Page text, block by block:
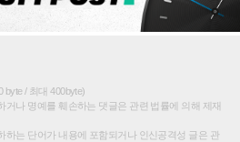
byte / 최대 400byte)
거나 명예를 훼손하는 댓글은 관련 법률에 의해 제재
하는 단어가 내용에 포함되거나 인신공격성 글은 관